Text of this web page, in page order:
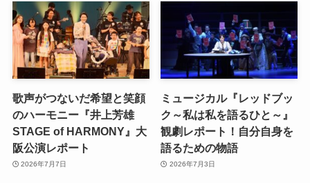
歌声がつないだ希望と笑顔
のハーモニー『井上芳雄
STAGE of HARMONY』大
阪公演レポート
2026年7月7日
ミュージカル『レッドブッ
ク～私は私を語るひと～』
観劇レポート！自分自身を
語るための物語
2026年7月3日